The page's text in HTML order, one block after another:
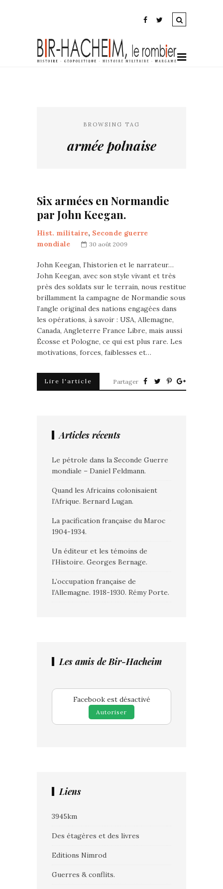
BROWSING TAG
armée polnaise
Six armées en Normandie
par John Keegan.
Hist. militaire, Seconde guerre
mondiale
30 août 2009
John Keegan, l’historien et le narrateur…
John Keegan, avec son style vivant et très
près des soldats sur le terrain, nous restitue
brillamment la campagne de Normandie sous
l’angle original des nations engagées dans
les opérations, à savoir : USA, Allemagne,
Canada, Angleterre France Libre, mais aussi
Écosse et Pologne, ce qui est plus rare. Les
motivations, forces, faiblesses et…
Lire l'article Partager
Articles récents
Le pétrole dans la Seconde Guerre
mondiale – Daniel Feldmann.
Quand les Africains colonisaient
l’Afrique. Bernard Lugan.
La pacification française du Maroc
1904-1934.
Un éditeur et les témoins de
l’Histoire. Georges Bernage.
L’occupation française de
l’Allemagne. 1918-1930. Rémy Porte.
Les amis de Bir-Hacheim
Facebook est désactivé
Autoriser
Liens
3945km
Des étagères et des livres
Editions Nimrod
Guerres & conflits.